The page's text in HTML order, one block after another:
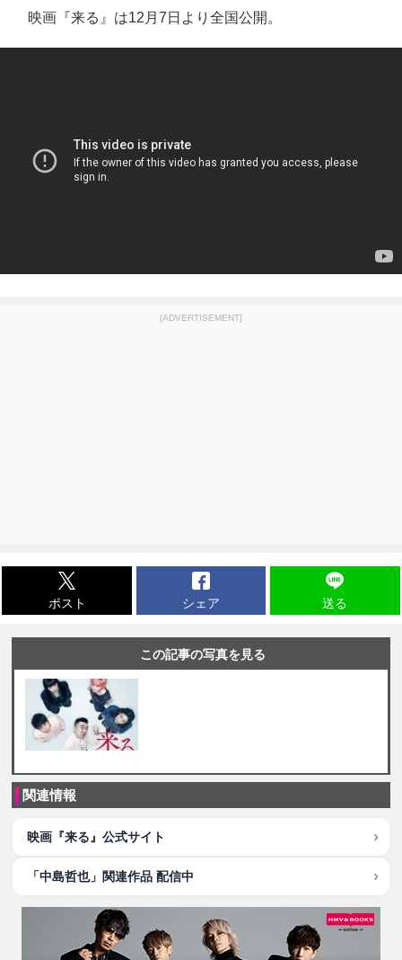
映画『来る』は12月7日より全国公開。
[ADVERTISEMENT]
ポスト シェア 送る
この記事の写真を見る
関連情報
映画『来る』公式サイト
「中島哲也」関連作品 配信中